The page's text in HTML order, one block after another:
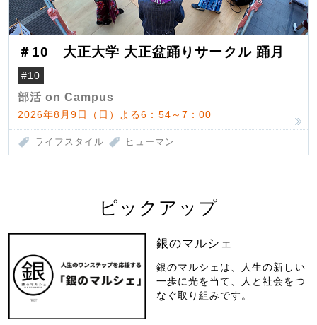
＃10 大正大学 大正盆踊りサークル 踊月
#10
部活 on Campus
2026年8月9日（日）よる6：54～7：00
ライフスタイル ヒューマン
ピックアップ
銀のマルシェ
銀のマルシェは、人生の新しい
一歩に光を当て、人と社会をつ
なぐ取り組みです。